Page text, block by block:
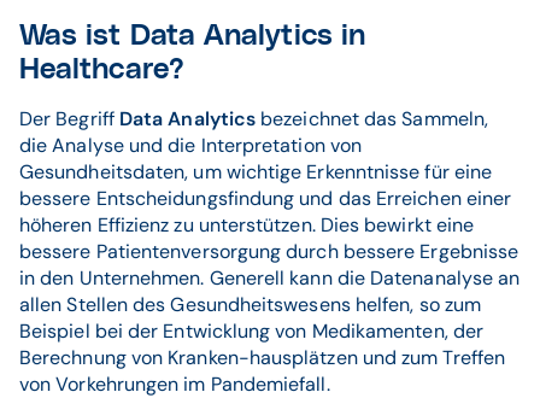
Was ist Data Analytics in
Healthcare?
Der Begriff Data Analytics bezeichnet das Sammeln,
die Analyse und die Interpretation von
Gesundheitsdaten, um wichtige Erkenntnisse für eine
bessere Entscheidungsfindung und das Erreichen einer
höheren Effizienz zu unterstützen. Dies bewirkt eine
bessere Patientenversorgung durch bessere Ergebnisse
in den Unternehmen. Generell kann die Datenanalyse an
allen Stellen des Gesundheitswesens helfen, so zum
Beispiel bei der Entwicklung von Medikamenten, der
Berechnung von Kranken-hausplätzen und zum Treffen
von Vorkehrungen im Pandemiefall.